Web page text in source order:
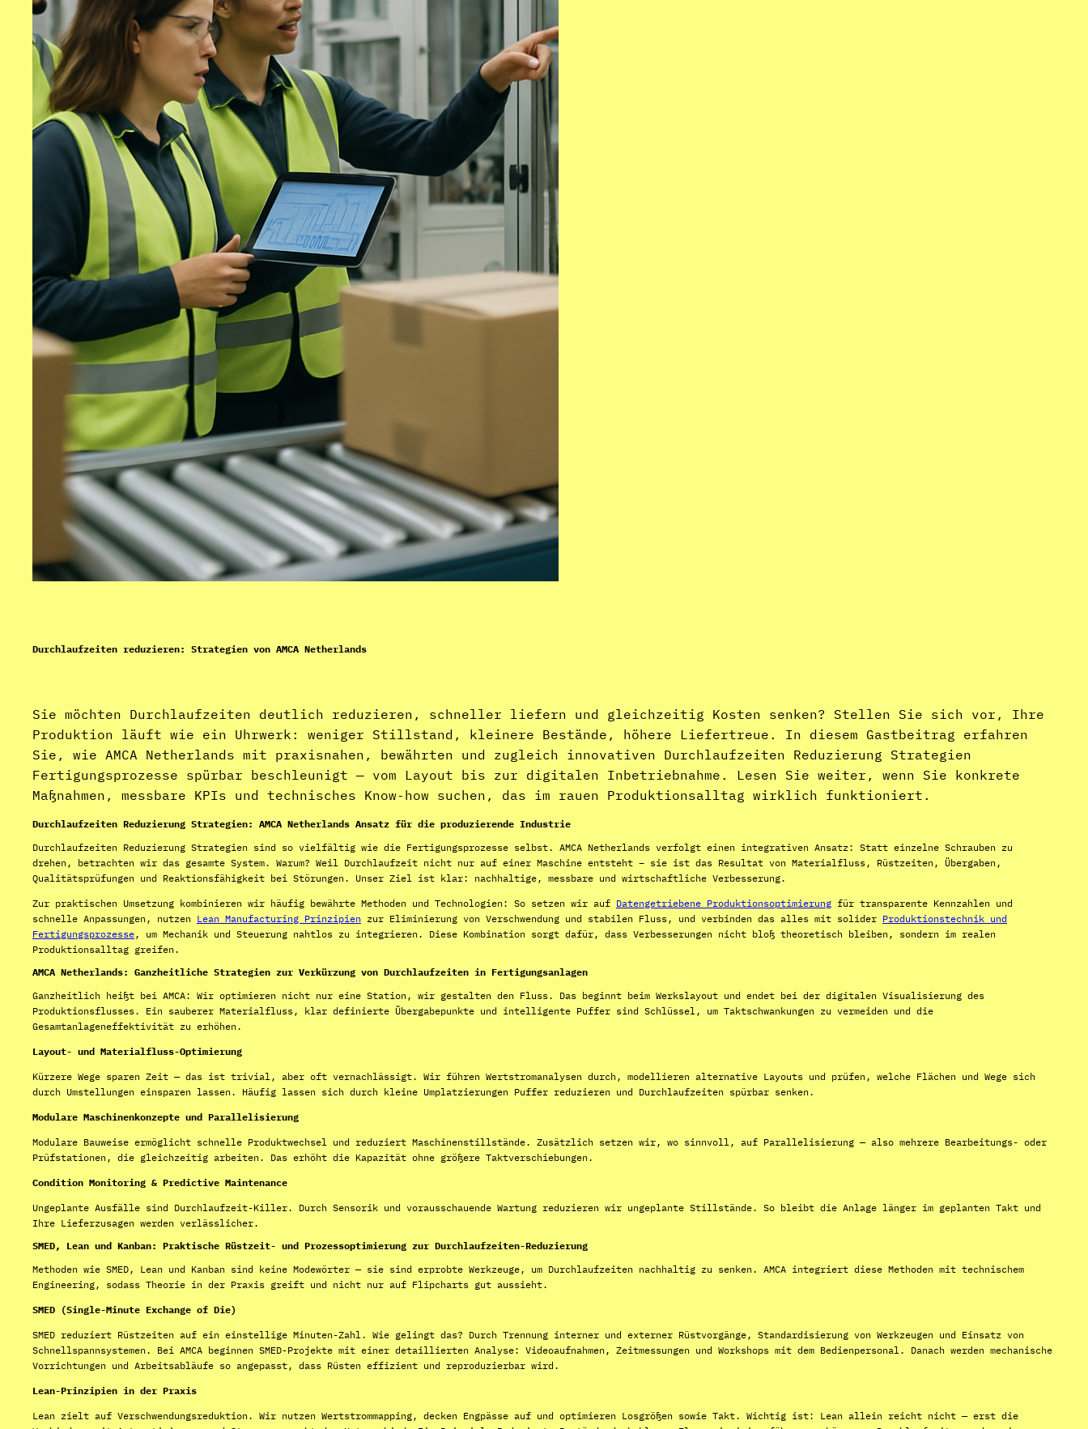
Durchlaufzeiten reduzieren: Strategien von AMCA Netherlands
Sie möchten Durchlaufzeiten deutlich reduzieren, schneller liefern und gleichzeitig Kosten senken? Stellen Sie sich vor, Ihre
Produktion läuft wie ein Uhrwerk: weniger Stillstand, kleinere Bestände, höhere Liefertreue. In diesem Gastbeitrag erfahren
Sie, wie AMCA Netherlands mit praxisnahen, bewährten und zugleich innovativen Durchlaufzeiten Reduzierung Strategien
Fertigungsprozesse spürbar beschleunigt — vom Layout bis zur digitalen Inbetriebnahme. Lesen Sie weiter, wenn Sie konkrete
Maßnahmen, messbare KPIs und technisches Know‑how suchen, das im rauen Produktionsalltag wirklich funktioniert.
Durchlaufzeiten Reduzierung Strategien: AMCA Netherlands Ansatz für die produzierende Industrie
Durchlaufzeiten Reduzierung Strategien sind so vielfältig wie die Fertigungsprozesse selbst. AMCA Netherlands verfolgt einen integrativen Ansatz: Statt einzelne Schrauben zu
drehen, betrachten wir das gesamte System. Warum? Weil Durchlaufzeit nicht nur auf einer Maschine entsteht – sie ist das Resultat von Materialfluss, Rüstzeiten, Übergaben,
Qualitätsprüfungen und Reaktionsfähigkeit bei Störungen. Unser Ziel ist klar: nachhaltige, messbare und wirtschaftliche Verbesserung.
Zur praktischen Umsetzung kombinieren wir häufig bewährte Methoden und Technologien: So setzen wir auf Datengetriebene Produktionsoptimierung für transparente Kennzahlen und
schnelle Anpassungen, nutzen Lean Manufacturing Prinzipien zur Eliminierung von Verschwendung und stabilen Fluss, und verbinden das alles mit solider Produktionstechnik und
Fertigungsprozesse, um Mechanik und Steuerung nahtlos zu integrieren. Diese Kombination sorgt dafür, dass Verbesserungen nicht bloß theoretisch bleiben, sondern im realen
Produktionsalltag greifen.
AMCA Netherlands: Ganzheitliche Strategien zur Verkürzung von Durchlaufzeiten in Fertigungsanlagen
Ganzheitlich heißt bei AMCA: Wir optimieren nicht nur eine Station, wir gestalten den Fluss. Das beginnt beim Werkslayout und endet bei der digitalen Visualisierung des
Produktionsflusses. Ein sauberer Materialfluss, klar definierte Übergabepunkte und intelligente Puffer sind Schlüssel, um Taktschwankungen zu vermeiden und die
Gesamtanlageneffektivität zu erhöhen.
Layout- und Materialfluss-Optimierung
Kürzere Wege sparen Zeit — das ist trivial, aber oft vernachlässigt. Wir führen Wertstromanalysen durch, modellieren alternative Layouts und prüfen, welche Flächen und Wege sich
durch Umstellungen einsparen lassen. Häufig lassen sich durch kleine Umplatzierungen Puffer reduzieren und Durchlaufzeiten spürbar senken.
Modulare Maschinenkonzepte und Parallelisierung
Modulare Bauweise ermöglicht schnelle Produktwechsel und reduziert Maschinenstillstände. Zusätzlich setzen wir, wo sinnvoll, auf Parallelisierung — also mehrere Bearbeitungs- oder
Prüfstationen, die gleichzeitig arbeiten. Das erhöht die Kapazität ohne größere Taktverschiebungen.
Condition Monitoring & Predictive Maintenance
Ungeplante Ausfälle sind Durchlaufzeit-Killer. Durch Sensorik und vorausschauende Wartung reduzieren wir ungeplante Stillstände. So bleibt die Anlage länger im geplanten Takt und
Ihre Lieferzusagen werden verlässlicher.
SMED, Lean und Kanban: Praktische Rüstzeit- und Prozessoptimierung zur Durchlaufzeiten-Reduzierung
Methoden wie SMED, Lean und Kanban sind keine Modewörter — sie sind erprobte Werkzeuge, um Durchlaufzeiten nachhaltig zu senken. AMCA integriert diese Methoden mit technischem
Engineering, sodass Theorie in der Praxis greift und nicht nur auf Flipcharts gut aussieht.
SMED (Single-Minute Exchange of Die)
SMED reduziert Rüstzeiten auf ein einstellige Minuten-Zahl. Wie gelingt das? Durch Trennung interner und externer Rüstvorgänge, Standardisierung von Werkzeugen und Einsatz von
Schnellspannsystemen. Bei AMCA beginnen SMED-Projekte mit einer detaillierten Analyse: Videoaufnahmen, Zeitmessungen und Workshops mit dem Bedienpersonal. Danach werden mechanische
Vorrichtungen und Arbeitsabläufe so angepasst, dass Rüsten effizient und reproduzierbar wird.
Lean-Prinzipien in der Praxis
Lean zielt auf Verschwendungsreduktion. Wir nutzen Wertstrommapping, decken Engpässe auf und optimieren Losgrößen sowie Takt. Wichtig ist: Lean allein reicht nicht — erst die